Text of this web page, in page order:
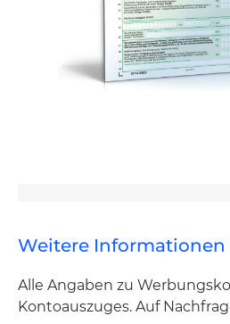
Weitere Informationen
Alle Angaben zu
Kontoauszuges. Auf